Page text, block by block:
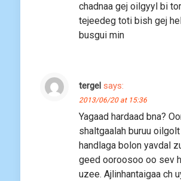
chadnaa gej oilgyyl bi
tejeedeg toti bish gej
busgui min
tergel says:
2013/06/20 at 15:36
Yagaad hardaad bna?
shaltgaalah buruu
handlaga bolon yavdal
geed ooroosoo oo sev
uzee. Ajlinhantaigaa ch